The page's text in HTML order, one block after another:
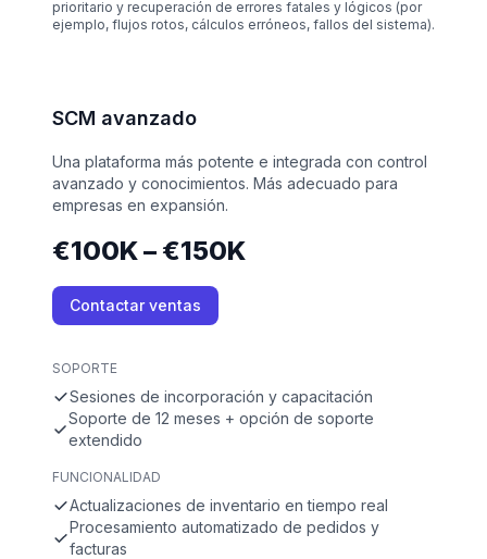
prioritario y recuperación de errores fatales y lógicos (por
ejemplo, flujos rotos, cálculos erróneos, fallos del sistema).
SCM avanzado
Una plataforma más potente e integrada con control
avanzado y conocimientos. Más adecuado para
empresas en expansión.
€100K – €150K
Contactar ventas
SOPORTE
Sesiones de incorporación y capacitación
Soporte de 12 meses + opción de soporte
extendido
FUNCIONALIDAD
Actualizaciones de inventario en tiempo real
Procesamiento automatizado de pedidos y
facturas